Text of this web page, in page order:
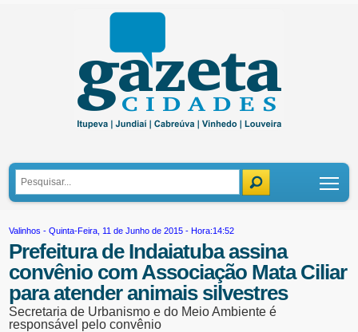
Valinhos - Quinta-Feira, 11 de Junho de 2015 - Hora:14:52
Prefeitura de Indaiatuba assina
convênio com Associação Mata Ciliar
para atender animais silvestres
Secretaria de Urbanismo e do Meio Ambiente é
responsável pelo convênio